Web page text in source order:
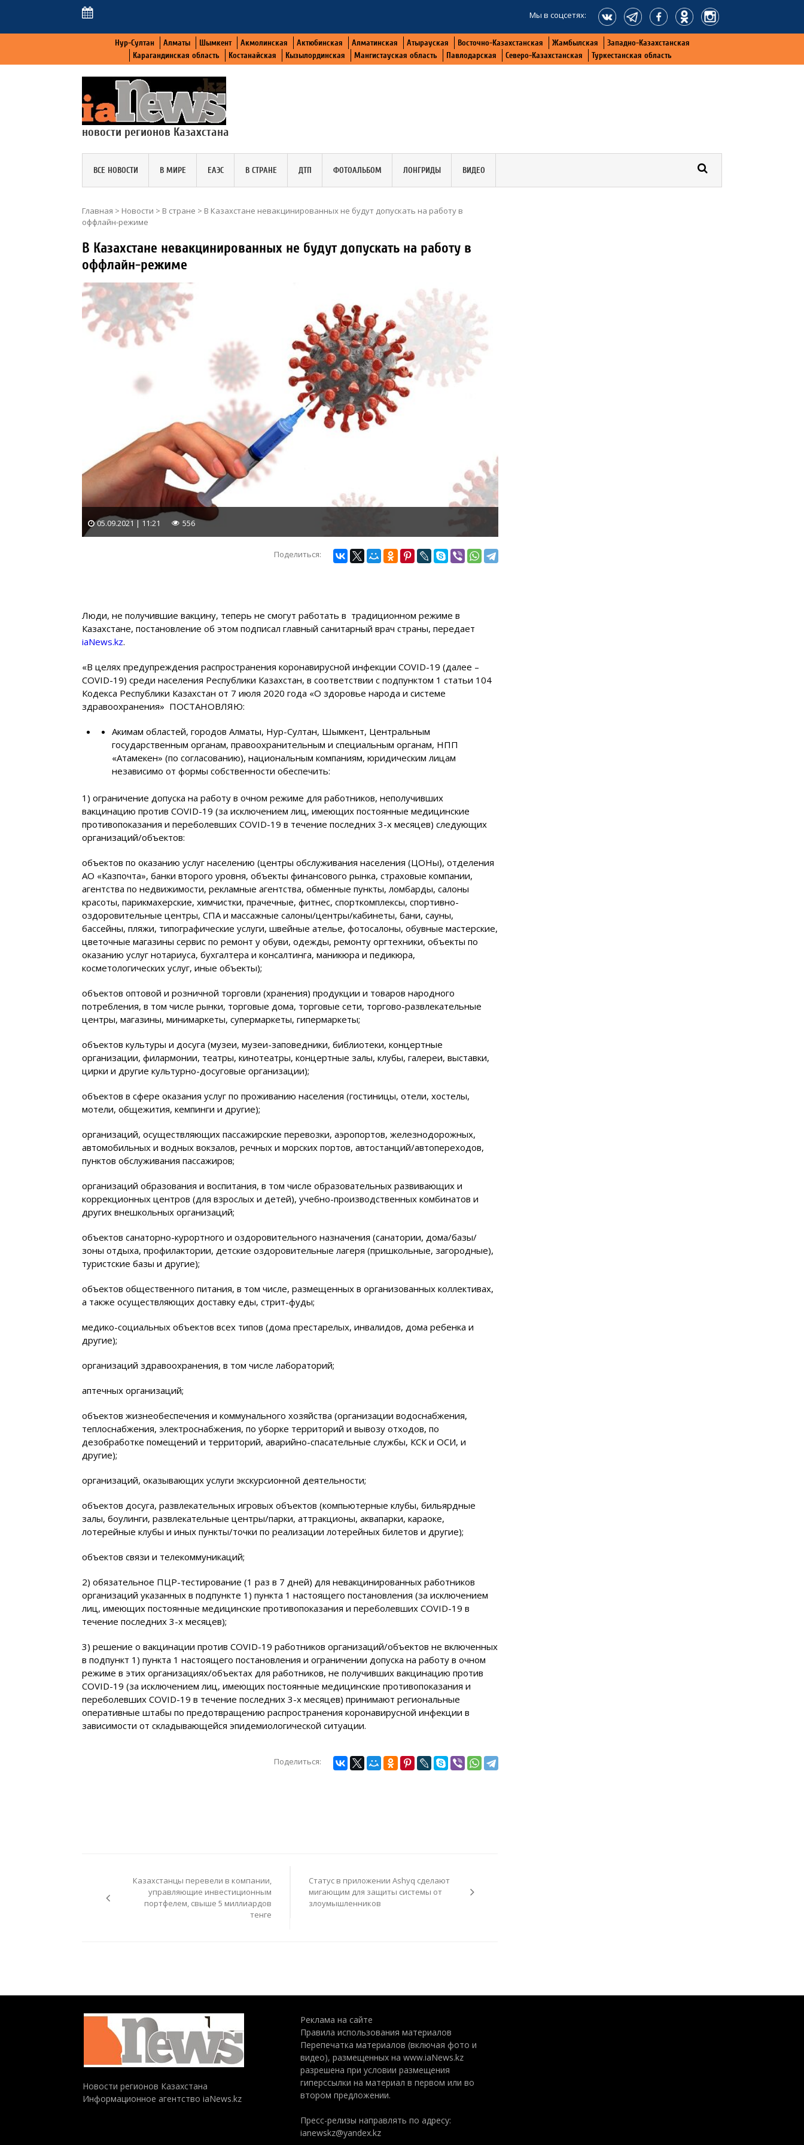
Мы в соцсетях:
Нур-Султан Алматы Шымкент Акмолинская Актюбинская Алматинская Атырауская Восточно-Казахстанская Жамбылская
Западно-Казахстанская
Карагандинская область
Костанайская Кызылординская Мангистауская область Павлодарская Северо-Казахстанская Туркестанская область
новости регионов Казахстана
ВСЕ НОВОСТИ В МИРЕ ЕАЭС В СТРАНЕ ДТП ФОТОАЛЬБОМ ЛОНГРИДЫ ВИДЕО
Главная > Новости > В стране > В Казахстане невакцинированных не будут допускать на работу в
оффлайн-режиме
В Казахстане невакцинированных не будут допускать на работу в
оффлайн-режиме
05.09.2021 | 11:21 556
Поделиться:
Люди, не получившие вакцину, теперь не смогут работать в традиционном режиме в
Казахстане, постановление об этом подписал главный санитарный врач страны, передает
iaNews.kz.
«В целях предупреждения распространения коронавирусной инфекции COVID-19 (далее –
COVID-19) среди населения Республики Казахстан, в соответствии с подпунктом 1 статьи 104
Кодекса Республики Казахстан от 7 июля 2020 года «О здоровье народа и системе
здравоохранения» ПОСТАНОВЛЯЮ:
Акимам областей, городов Алматы, Нур-Султан, Шымкент, Центральным
государственным органам, правоохранительным и специальным органам, НПП
«Атамекен» (по согласованию), национальным компаниям, юридическим лицам
независимо от формы собственности обеспечить:
1) ограничение допуска на работу в очном режиме для работников, неполучивших
вакцинацию против COVID-19 (за исключением лиц, имеющих постоянные медицинские
противопоказания и переболевших COVID-19 в течение последних 3-х месяцев) следующих
организаций/объектов:
объектов по оказанию услуг населению (центры обслуживания населения (ЦОНы), отделения
АО «Казпочта», банки второго уровня, объекты финансового рынка, страховые компании,
агентства по недвижимости, рекламные агентства, обменные пункты, ломбарды, салоны
красоты, парикмахерские, химчистки, прачечные, фитнес, спорткомплексы, спортивно-
оздоровительные центры, СПА и массажные салоны/центры/кабинеты, бани, сауны,
бассейны, пляжи, типографические услуги, швейные ателье, фотосалоны, обувные мастерские,
цветочные магазины сервис по ремонт у обуви, одежды, ремонту оргтехники, объекты по
оказанию услуг нотариуса, бухгалтера и консалтинга, маникюра и педикюра,
косметологических услуг, иные объекты);
объектов оптовой и розничной торговли (хранения) продукции и товаров народного
потребления, в том числе рынки, торговые дома, торговые сети, торгово-развлекательные
центры, магазины, минимаркеты, супермаркеты, гипермаркеты;
объектов культуры и досуга (музеи, музеи-заповедники, библиотеки, концертные
организации, филармонии, театры, кинотеатры, концертные залы, клубы, галереи, выставки,
цирки и другие культурно-досуговые организации);
объектов в сфере оказания услуг по проживанию населения (гостиницы, отели, хостелы,
мотели, общежития, кемпинги и другие);
организаций, осуществляющих пассажирские перевозки, аэропортов, железнодорожных,
автомобильных и водных вокзалов, речных и морских портов, автостанций/автопереходов,
пунктов обслуживания пассажиров;
организаций образования и воспитания, в том числе образовательных развивающих и
коррекционных центров (для взрослых и детей), учебно-производственных комбинатов и
других внешкольных организаций;
объектов санаторно-курортного и оздоровительного назначения (санатории, дома/базы/
зоны отдыха, профилактории, детские оздоровительные лагеря (пришкольные, загородные),
туристские базы и другие);
объектов общественного питания, в том числе, размещенных в организованных коллективах,
а также осуществляющих доставку еды, стрит-фуды;
медико-социальных объектов всех типов (дома престарелых, инвалидов, дома ребенка и
другие);
организаций здравоохранения, в том числе лабораторий;
аптечных организаций;
объектов жизнеобеспечения и коммунального хозяйства (организации водоснабжения,
теплоснабжения, электроснабжения, по уборке территорий и вывозу отходов, по
дезобработке помещений и территорий, аварийно-спасательные службы, КСК и ОСИ, и
другие);
организаций, оказывающих услуги экскурсионной деятельности;
объектов досуга, развлекательных игровых объектов (компьютерные клубы, бильярдные
залы, боулинги, развлекательные центры/парки, аттракционы, аквапарки, караоке,
лотерейные клубы и иных пункты/точки по реализации лотерейных билетов и другие);
объектов связи и телекоммуникаций;
2) обязательное ПЦР-тестирование (1 раз в 7 дней) для невакцинированных работников
организаций указанных в подпункте 1) пункта 1 настоящего постановления (за исключением
лиц, имеющих постоянные медицинские противопоказания и переболевших COVID-19 в
течение последних 3-х месяцев);
3) решение о вакцинации против COVID-19 работников организаций/объектов не включенных
в подпункт 1) пункта 1 настоящего постановления и ограничении допуска на работу в очном
режиме в этих организациях/объектах для работников, не получивших вакцинацию против
COVID-19 (за исключением лиц, имеющих постоянные медицинские противопоказания и
переболевших COVID-19 в течение последних 3-х месяцев) принимают региональные
оперативные штабы по предотвращению распространения коронавирусной инфекции в
зависимости от складывающейся эпидемиологической ситуации.
Поделиться:
Казахстанцы перевели в компании,
управляющие инвестиционным
портфелем, свыше 5 миллиардов
тенге
Статус в приложении Ashyq сделают
мигающим для защиты системы от
злоумышленников
Новости регионов Казахстана
Информационное агентство iaNews.kz
Реклама на сайте
Правила использования материалов
Перепечатка материалов (включая фото и
видео), размещенных на www.iaNews.kz
разрешена при условии размещения
гиперссылки на материал в первом или во
втором предложении.
Пресс-релизы направлять по адресу:
ianewskz@yandex.kz